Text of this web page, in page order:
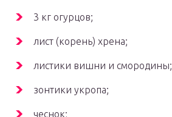
3 кг огурцов;
лист (корень) хрена;
листики вишни и смородины;
зонтики укропа;
чеснок;